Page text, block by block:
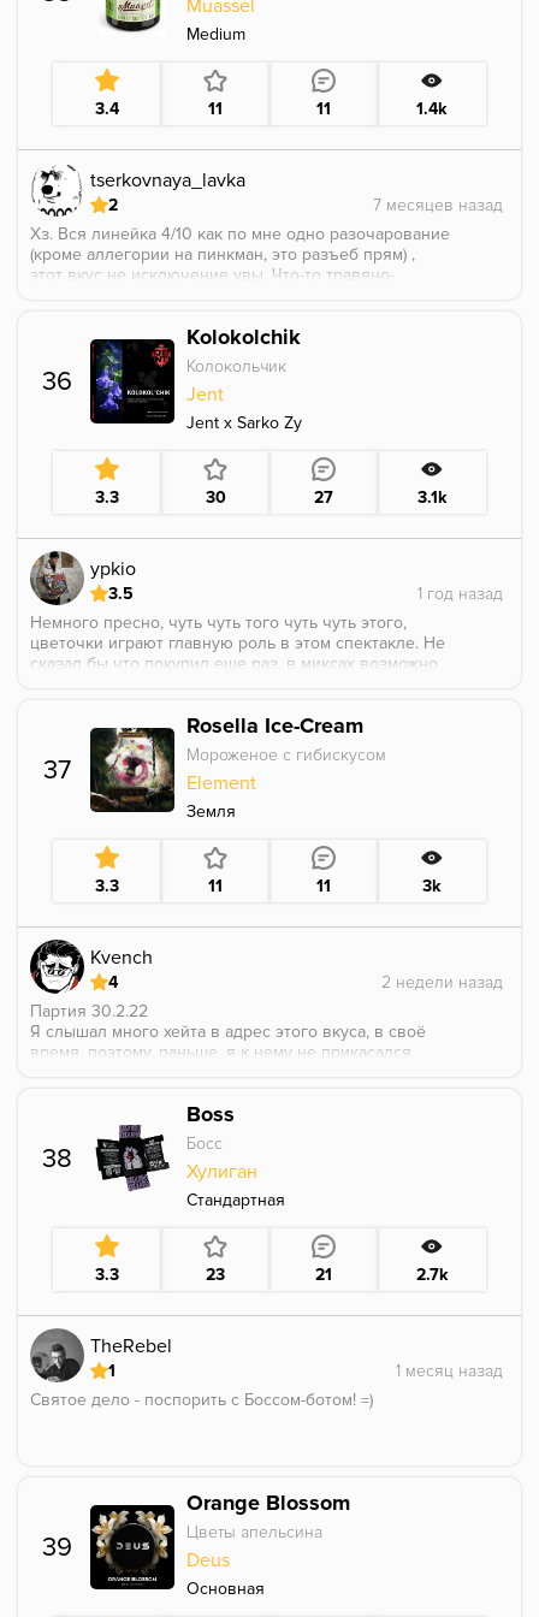
При покуре отдаёт в основном шоколадом каким-то,
в сравнении с виски от бонча вообще не виски, а
Покурил бы ещё разок? Вряд ли
Muassel
Medium
3.4 11 11 1.4k
tserkovnaya_lavka
2
Хз. Вся линейка 4/10 как по мне одно разочарование
(кроме аллегории на пинкман, это разъеб прям) ,
этот вкус не исключение увы. Что-то травяно-
36
Kolokolchik
Колокольчик
Jent
Jent x Sarko Zy
3.3 30 27 3.1k
ypkio
3.5
Немного пресно, чуть чуть того чуть чуть этого,
цветочки играют главную роль в этом спектакле. Не
сказал бы что покурил еще раз, в миксах возможно
37
Rosella Ice-Cream
Мороженое с гибискусом
Element
Земля
3.3 11 11 3k
Kvench
4
Партия 30.2.22
Я слышал много хейта в адрес этого вкуса, в своё
время, поэтому, раньше, я к нему не прикасался.
сдержанное, и при всё этом, без дискомфорта.
Каркадешка приятная.
Чудно сочетание +1 в копилочку.
Думаю, это действительно недооцененный аромат.
38
Boss
Босс
Хулиган
Стандартная
3.3 23 21 2.7k
TheRebel
1
Святое дело - поспорить с Боссом-ботом! =)
39
Orange Blossom
Цветы апельсина
Deus
Основная